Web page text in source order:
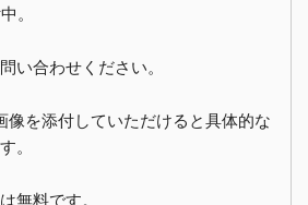
。
い合わせください。
像を添付していただけると具体的な
。
無料です。